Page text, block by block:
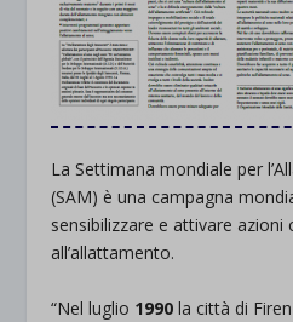
La Settimana mondiale per
(SAM) è una campagna
sensibilizzare e attivare azioni
all’allattamento.
“Nel luglio 1990la città di